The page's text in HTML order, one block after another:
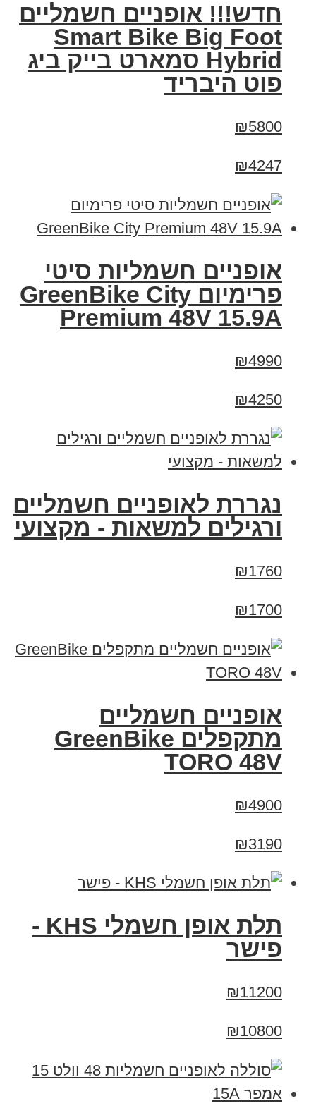
חדש!!! אופניים חשמליים
Smart Bike Big Foot
Hybrid סמארט בייק ביג
פוט היבריד
₪5800
₪4247
אופניים חשמליות סיטי
פרימיום GreenBike City
Premium 48V 15.9A
₪4990
₪4250
נגררת לאופניים חשמליים
ורגילים למשאות - מקצועי
₪1760
₪1700
אופניים חשמליים
מתקפלים GreenBike
TORO 48V
₪4900
₪3190
תלת אופן חשמלי KHS -
פישר
₪11200
₪10800